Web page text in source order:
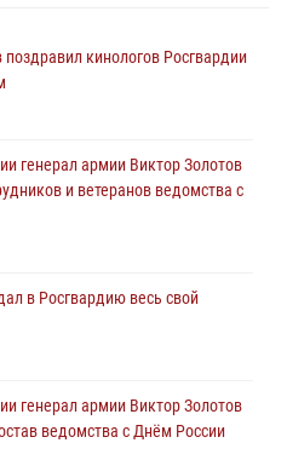
кинологов Росгвардии
генерал армии Виктор Золотов
и ветеранов ведомства с
в Росгвардию весь свой
генерал армии Виктор Золотов
ведомства с Днём России